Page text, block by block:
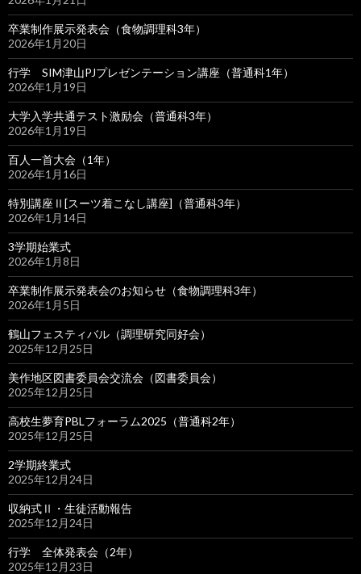
卒業制作展示発表会（食物調理科3年）
2026年1月20日
行学 SIM津山PJプレゼンテーション講座（普通科1年）
2026年1月19日
大学入学共通テスト激励会（普通科3年）
2026年1月19日
百人一首大会（1年）
2026年1月16日
特別講座Ⅱ[スーツ着こなし講座]（普通科3年）
2026年1月14日
3学期始業式
2026年1月8日
卒業制作展示発表会のお知らせ（食物調理科3年）
2026年1月5日
鶴山フェスティバル（調理研究同好会）
2025年12月25日
美作地区図書委員会交流会（図書委員会）
2025年12月25日
高校生夢育PBLフォーラム2025（普通科2年）
2025年12月25日
2学期終業式
2025年12月24日
収納式Ⅱ・生徒活動報告
2025年12月24日
行学 全体発表会（2年）
2025年12月23日